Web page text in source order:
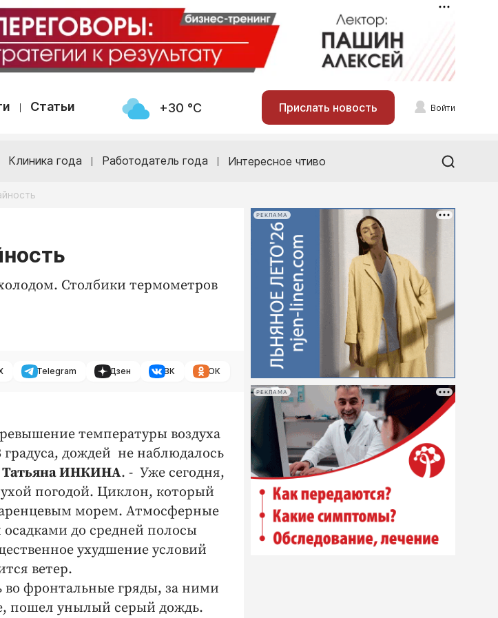
Статьи +30 °С Прислать новость Войти
Клиника года Работодатель года Интересное чтиво
Столбики термометров
Telegram Дзен ВК ОК
температуры воздуха
дождей не наблюдалось
Татьяна ИНКИНА. - Уже сегодня,
погодой. Циклон, который
морем. Атмосферные
до средней полосы
ухудшение условий
ветер.
во фронтальные гряды, за ними
пошел унылый серый дождь.
РЕКЛАМА
РЕКЛАМА